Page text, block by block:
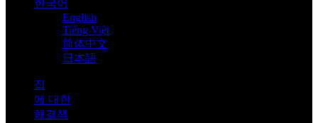
한국어
English
Tiếng Việt
简体中文
日本語
집
에 대한
해결책